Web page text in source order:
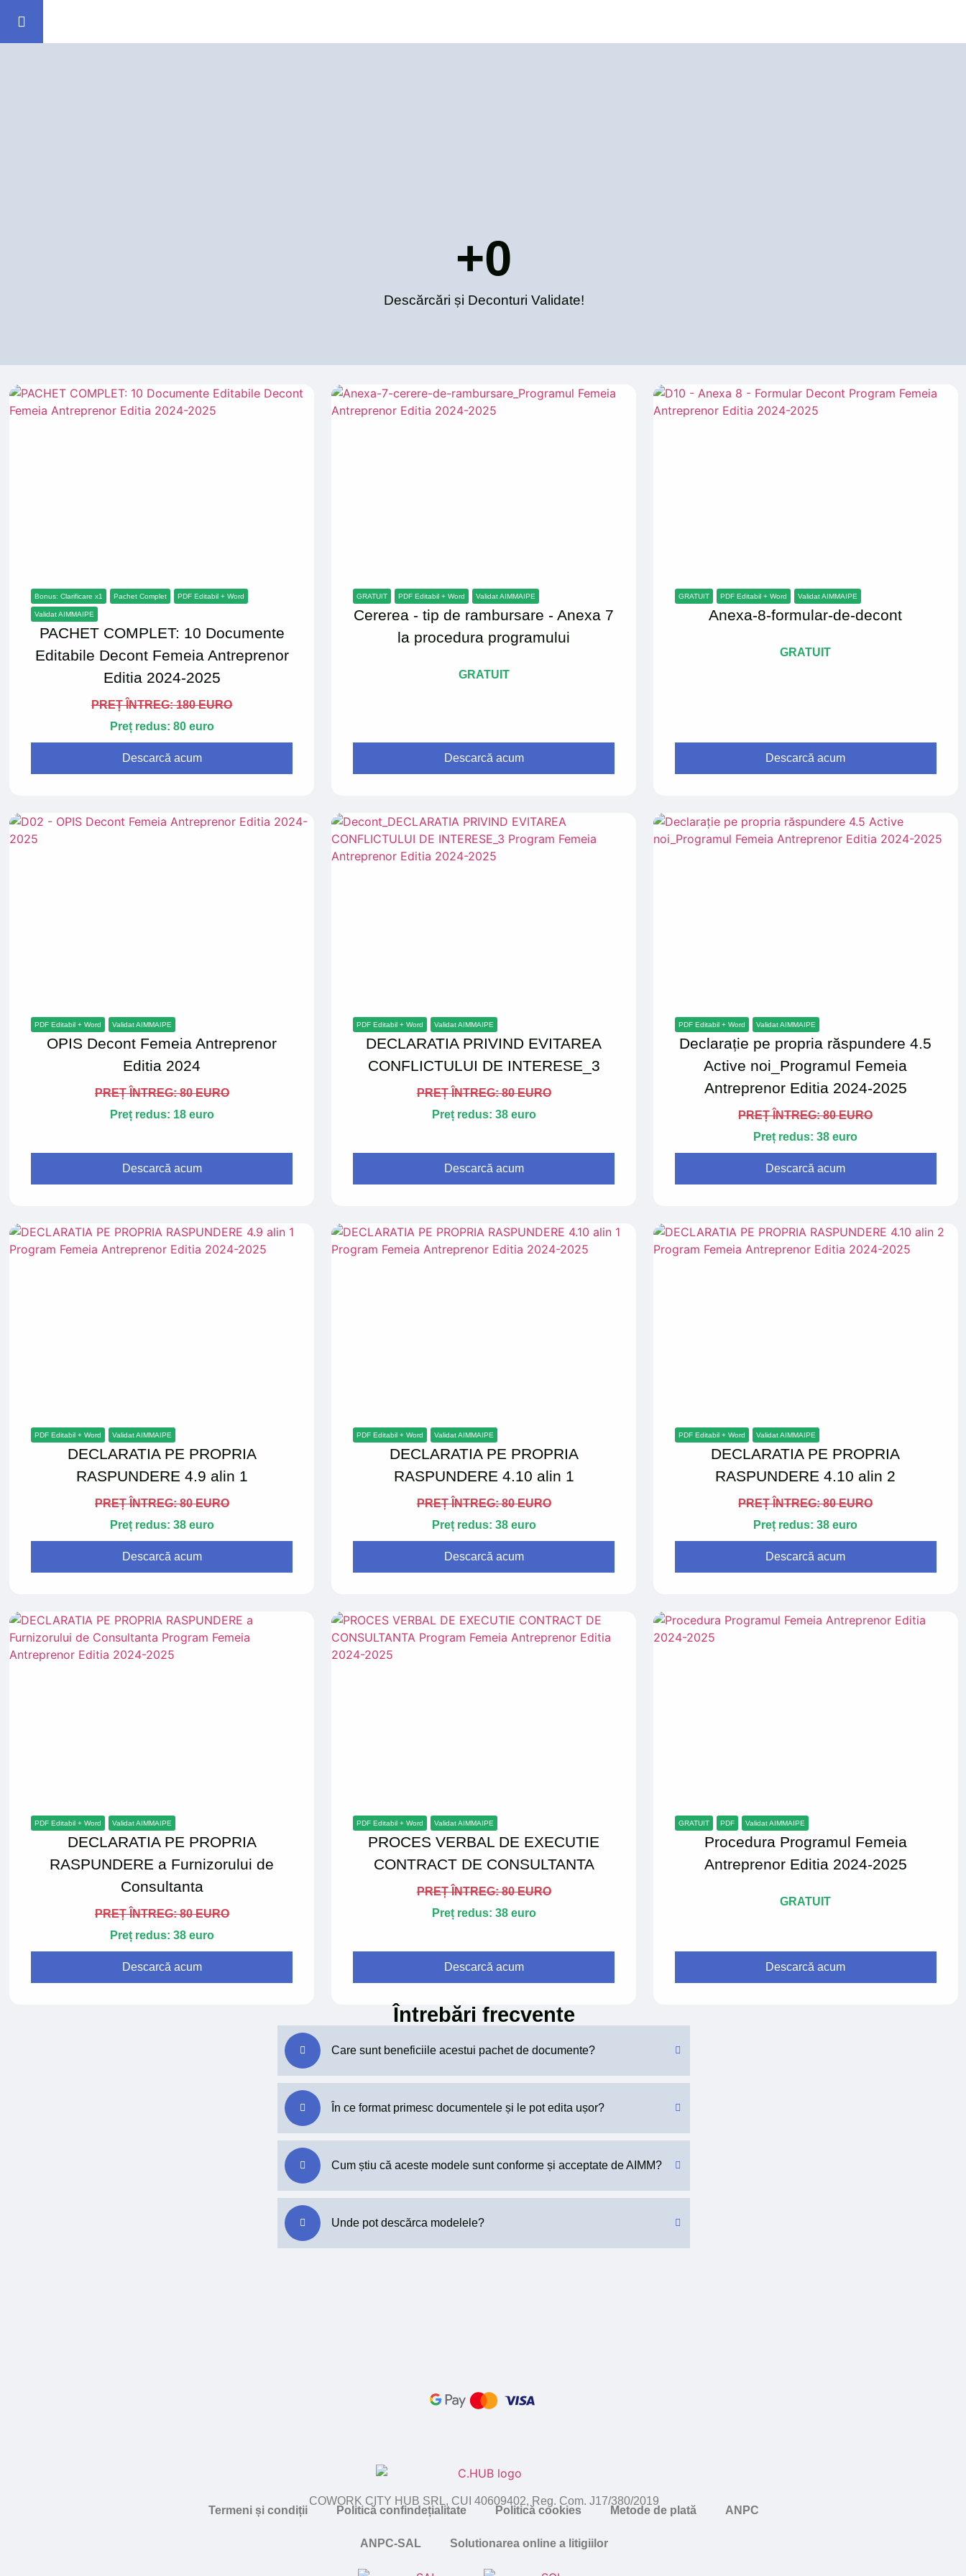
Descărcări și Deconturi Validate!
+0
Bonus: Clarificare x1 Pachet Complet PDF Editabil + Word
Validat AIMMAIPE
PACHET COMPLET: 10 Documente
Editabile Decont Femeia Antreprenor
Editia 2024-2025
PREȚ ÎNTREG: 180 EURO
Preț redus: 80 euro
Descarcă acum
GRATUIT PDF Editabil + Word Validat AIMMAIPE
Cererea - tip de rambursare - Anexa 7
la procedura programului
GRATUIT
Descarcă acum
GRATUIT PDF Editabil + Word Validat AIMMAIPE
Anexa-8-formular-de-decont
GRATUIT
Descarcă acum
PDF Editabil + Word Validat AIMMAIPE
OPIS Decont Femeia Antreprenor
Editia 2024
PREȚ ÎNTREG: 80 EURO
Preț redus: 18 euro
Descarcă acum
PDF Editabil + Word Validat AIMMAIPE
DECLARATIA PRIVIND EVITAREA
CONFLICTULUI DE INTERESE_3
PREȚ ÎNTREG: 80 EURO
Preț redus: 38 euro
Descarcă acum
PDF Editabil + Word Validat AIMMAIPE
Declarație pe propria răspundere 4.5
Active noi_Programul Femeia
Antreprenor Editia 2024-2025
PREȚ ÎNTREG: 80 EURO
Preț redus: 38 euro
Descarcă acum
PDF Editabil + Word Validat AIMMAIPE
DECLARATIA PE PROPRIA
RASPUNDERE 4.9 alin 1
PREȚ ÎNTREG: 80 EURO
Preț redus: 38 euro
Descarcă acum
PDF Editabil + Word Validat AIMMAIPE
DECLARATIA PE PROPRIA
RASPUNDERE 4.10 alin 1
PREȚ ÎNTREG: 80 EURO
Preț redus: 38 euro
Descarcă acum
PDF Editabil + Word Validat AIMMAIPE
DECLARATIA PE PROPRIA
RASPUNDERE 4.10 alin 2
PREȚ ÎNTREG: 80 EURO
Preț redus: 38 euro
Descarcă acum
PDF Editabil + Word Validat AIMMAIPE
DECLARATIA PE PROPRIA
RASPUNDERE a Furnizorului de
Consultanta
PREȚ ÎNTREG: 80 EURO
Preț redus: 38 euro
Descarcă acum
PDF Editabil + Word Validat AIMMAIPE
PROCES VERBAL DE EXECUTIE
CONTRACT DE CONSULTANTA
PREȚ ÎNTREG: 80 EURO
Preț redus: 38 euro
Descarcă acum
GRATUIT PDF Validat AIMMAIPE
Procedura Programul Femeia
Antreprenor Editia 2024-2025
GRATUIT
Descarcă acum
Întrebări frecvente
Care sunt beneficiile acestui pachet de documente?
În ce format primesc documentele și le pot edita ușor?
Cum știu că aceste modele sunt conforme și acceptate de AIMM?
Unde pot descărca modelele?
COWORK CITY HUB SRL, CUI 40609402, Reg. Com. J17/380/2019
Termeni și condiții
Politică confindețialitate Politică cookies Metode de plată ANPC
ANPC-SAL Solutionarea online a litigiilor